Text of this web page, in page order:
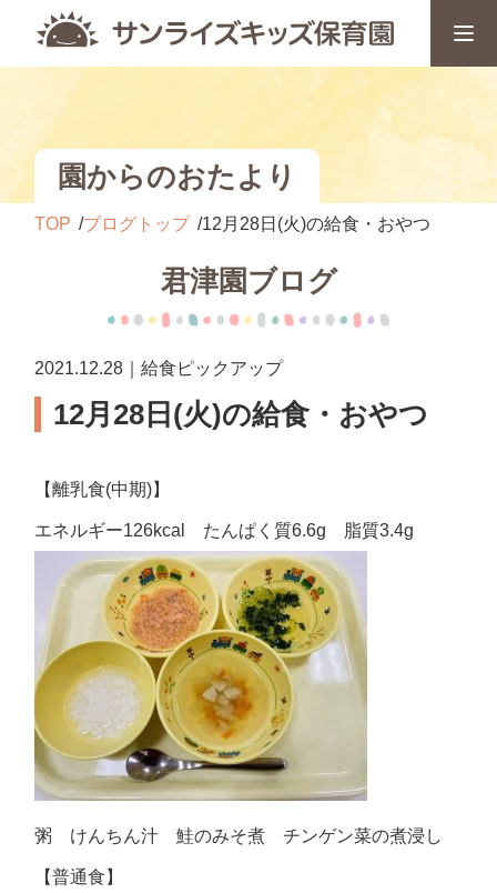
園からのおたより
TOP ブログトップ 12月28日(火)の給食・おやつ
君津園ブログ
2021.12.28｜給食ピックアップ
12月28日(火)の給食・おやつ
【離乳食(中期)】
エネルギー126kcal たんぱく質6.6g 脂質3.4g
粥 けんちん汁 鮭のみそ煮 チンゲン菜の煮浸し
【普通食】